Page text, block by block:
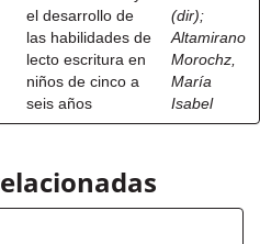
el desarrollo de
las habilidades de
lecto escritura en
niños de cinco a
seis años
(dir);
Altamirano
Morochz,
María
Isabel